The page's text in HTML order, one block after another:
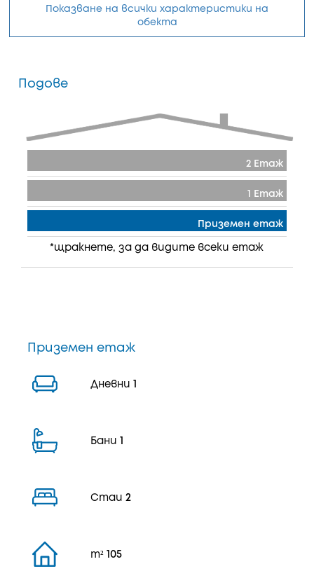
Показване на всички характеристики на
обекта
Подове
2 Етаж
1 Етаж
Приземен етаж
*щракнете, за да видите всеки етаж
Приземен етаж
Дневни
Бани
Стаи 2
m² 105